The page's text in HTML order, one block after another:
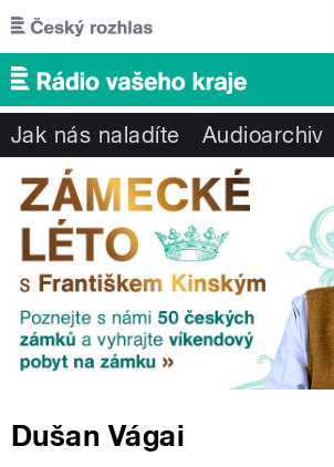
Přejít k hlavnímu obsahu
Jak nás naladíte Audioarchiv
Dušan Vágai